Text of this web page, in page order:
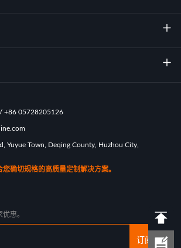
+86 05728205126
Yuyue Town, Deqing County, Huzhou City,
确切规格的高质量定制解决方案。
惠。
订阅